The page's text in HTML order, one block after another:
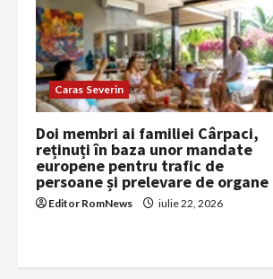
i
g
a
t
i
o
Caras Severin
Doi membri ai familiei Cârpaci,
reținuți în baza unor mandate
europene pentru trafic de
persoane și prelevare de organe
Editor RomNews iulie 22, 2026